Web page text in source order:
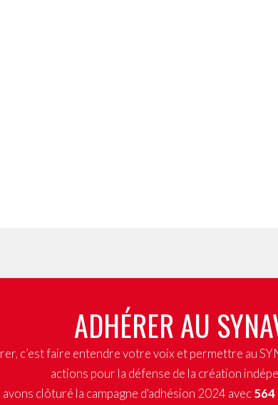
ADHÉRER AU
c’est faire entendre votre voix et permettre au
actions pour la défense de la création
avons clôturé la campagne d'adhésion 2024 avec564